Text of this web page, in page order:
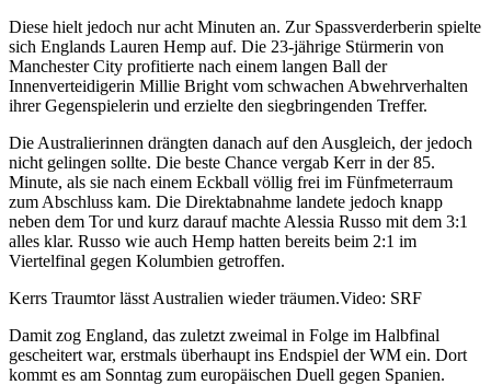
Diese hielt jedoch nur acht Minuten an. Zur Spassverderberin spielte
sich Englands Lauren Hemp auf. Die 23-jährige Stürmerin von
Manchester City profitierte nach einem langen Ball der
Innenverteidigerin Millie Bright vom schwachen Abwehrverhalten
ihrer Gegenspielerin und erzielte den siegbringenden Treffer.
Die Australierinnen drängten danach auf den Ausgleich, der jedoch
nicht gelingen sollte. Die beste Chance vergab Kerr in der 85.
Minute, als sie nach einem Eckball völlig frei im Fünfmeterraum
zum Abschluss kam. Die Direktabnahme landete jedoch knapp
neben dem Tor und kurz darauf machte Alessia Russo mit dem 3:1
alles klar. Russo wie auch Hemp hatten bereits beim 2:1 im
Viertelfinal gegen Kolumbien getroffen.
Kerrs Traumtor lässt Australien wieder träumen.Video: SRF
Damit zog England, das zuletzt zweimal in Folge im Halbfinal
gescheitert war, erstmals überhaupt ins Endspiel der WM ein. Dort
kommt es am Sonntag zum europäischen Duell gegen Spanien.